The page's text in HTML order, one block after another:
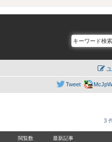
Tweet
3
閲覧数 最新記事